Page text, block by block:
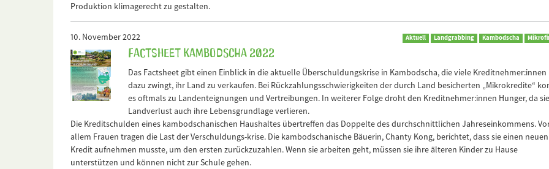
Produktion klimagerecht zu gestalten.
10. November 2022 Aktuell Landgrabbing Kambodscha
Factsheet Kambodscha 2022
Das Factsheet gibt einen Einblick in die aktuelle Überschuldungskrise in Kambodscha, die viele Kreditnehmer:innen
dazu zwingt, ihr Land zu verkaufen. Bei Rückzahlungsschwierigkeiten der durch Land besicherten „Mikrokredite“
es oftmals zu Landenteignungen und Vertreibungen. In weiterer Folge droht den Kreditnehmer:innen Hunger, da
Landverlust auch ihre Lebensgrundlage verlieren.
Die Kreditschulden eines kambodschanischen Haushaltes übertreffen das Doppelte des durchschnittlichen Jahreseinkommens.
allem Frauen tragen die Last der Verschuldungs-krise. Die kambodschanische Bäuerin, Chanty Kong, berichtet, dass sie einen neuen
Kredit aufnehmen musste, um den ersten zurückzuzahlen. Wenn sie arbeiten geht, müssen sie ihre älteren Kinder zu Hause
unterstützen und können nicht zur Schule gehen.